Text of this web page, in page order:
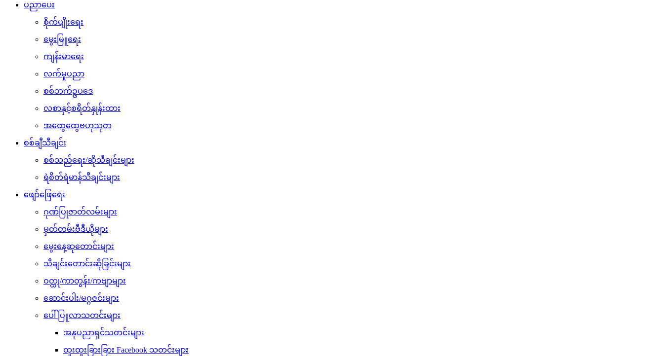
ပညာပေး
စိုက်ပျိုးရေး
မွေးမြူရေး
ကျန်းမာရေး
လက်မှုပညာ
စစ်ဘက်ဥပဒေ
လစာနှင့်စရိတ်နှုန်းထား
အထွေထွေဗဟုသုတ
စစ်ချီသီချင်း
စစ်သည်ရေး/ဆိုသီချင်းများ
ရဲစိတ်ရဲမာန်သီချင်းများ
ဖျော်ဖြေရေး
ဂုဏ်ပြုဇာတ်လမ်းများ
မှတ်တမ်းဗီဒီယိုများ
မွေးနေ့ဆုတောင်းများ
သီချင်းတောင်းဆိုခြင်းများ
ဝတ္ထု/ကာတွန်း/ကဗျာများ
ဆောင်းပါး/မဂ္ဂဇင်းများ
ပေါ်ပြူလာသတင်းများ
အနုပညာရှင်သတင်းများ
ထူးထူးခြားခြား Facebook သတင်းများ